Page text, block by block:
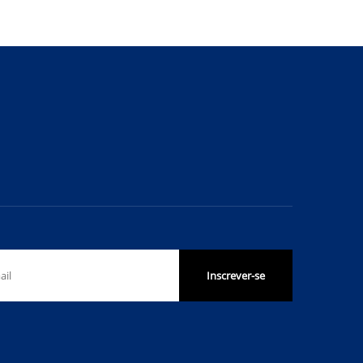
Inscrever-se